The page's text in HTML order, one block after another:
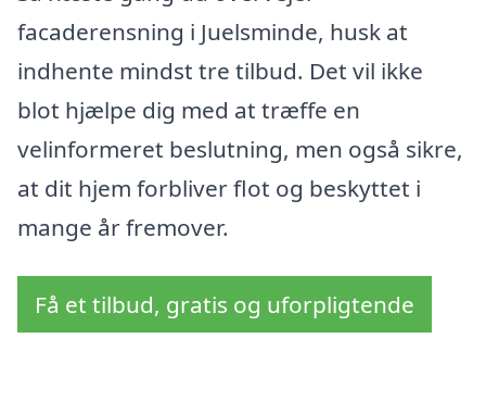
facaderensning i Juelsminde, husk at
indhente mindst tre tilbud. Det vil ikke
blot hjælpe dig med at træffe en
velinformeret beslutning, men også sikre,
at dit hjem forbliver flot og beskyttet i
mange år fremover.
Få et tilbud, gratis og uforpligtende